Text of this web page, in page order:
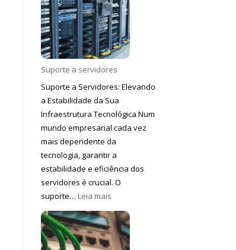
Suporte a servidores
Suporte a Servidores: Elevando
a Estabilidade da Sua
Infraestrutura Tecnológica Num
mundo empresarial cada vez
mais dependente da
tecnologia, garantir a
estabilidade e eficiência dos
servidores é crucial. O
suporte… Leia mais
Suporte
servidores